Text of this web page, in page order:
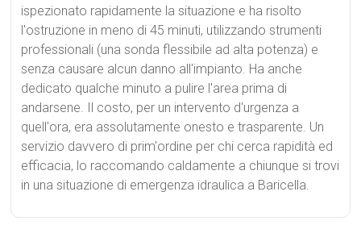
ispezionato rapidamente la situazione e ha risolto
l'ostruzione in meno di 45 minuti, utilizzando strumenti
professionali (una sonda flessibile ad alta potenza) e
senza causare alcun danno all'impianto. Ha anche
dedicato qualche minuto a pulire l'area prima di
andarsene. Il costo, per un intervento d'urgenza a
quell'ora, era assolutamente onesto e trasparente. Un
servizio davvero di prim'ordine per chi cerca rapidità ed
efficacia, lo raccomando caldamente a chiunque si trovi
in una situazione di emergenza idraulica a Baricella.